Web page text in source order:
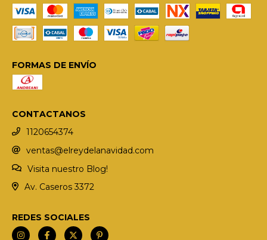
FORMAS DE ENVÍO
CONTACTANOS
1120654374
ventas@elreydelanavidad.com
Visita nuestro Blog!
Av. Caseros 3372
REDES SOCIALES